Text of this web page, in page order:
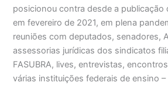
posicionou contra desde a publicação
em fevereiro de 2021, em plena
reuniões com deputados, senadores,
assessorias jurídicas dos sindicatos
FASUBRA, lives, entrevistas,
várias instituições federais de ensino –